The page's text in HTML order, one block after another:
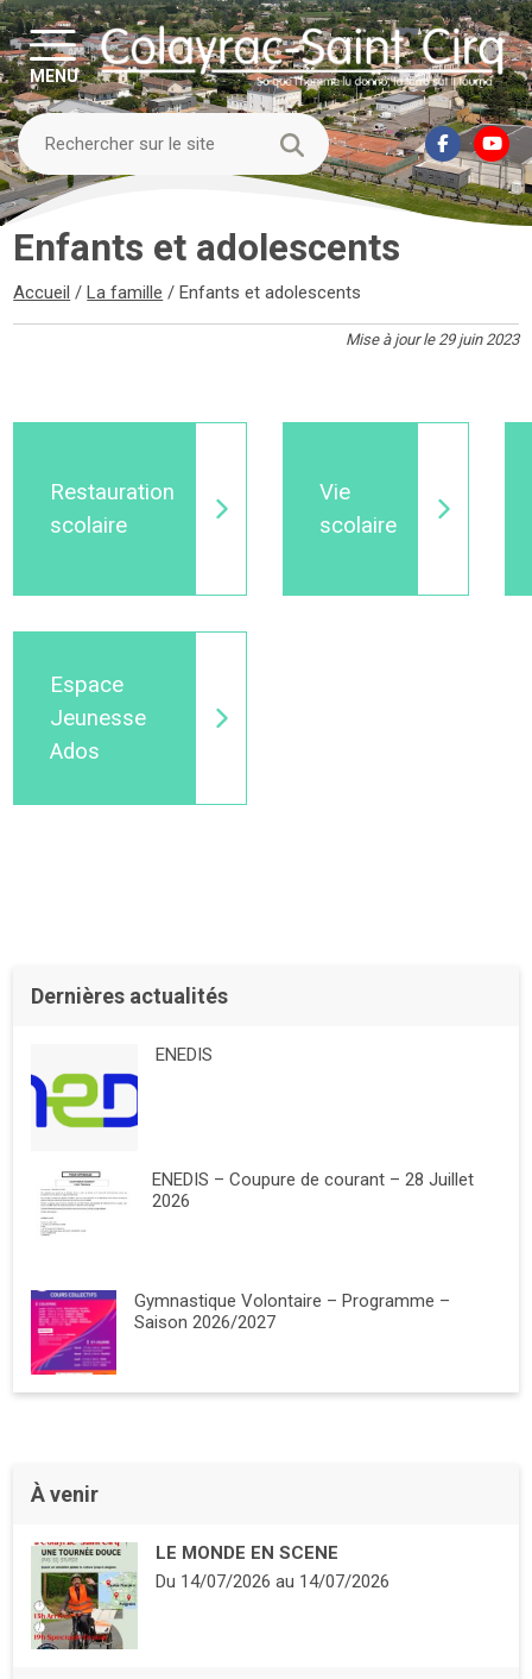
MENU
Enfants et adolescents
Accueil /La famille /Enfants et adolescents
Mise à jour le 29 juin 2023
Restauration
scolaire
Vie
scolaire
Espace
Jeunesse
Ados
Dernières actualités
ENEDIS
ENEDIS – Coupure de courant – 28 Juillet
2026
Gymnastique Volontaire – Programme –
Saison 2026/2027
À venir
LE MONDE EN SCENE
Du 14/07/2026au 14/07/2026